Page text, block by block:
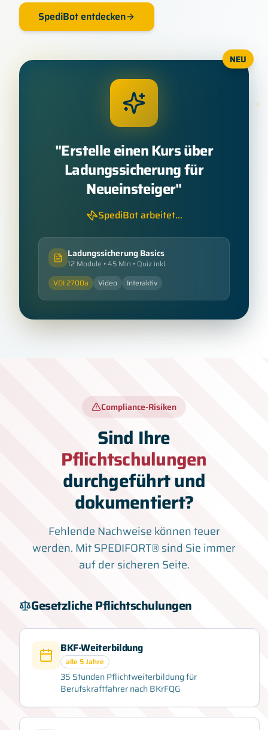
SpediBot entdecken
"Erstelle einen Kurs über
Ladungssicherung für
Neueinsteiger"
SpediBot arbeitet...
Ladungssicherung Basics
12 Module • 45 Min • Quiz inkl.
VDI 2700a
Video Interaktiv
NEU
Compliance-Risiken
Sind Ihre
Pflichtschulungen
durchgeführt und
dokumentiert?
Fehlende Nachweise können teuer
werden. Mit SPEDIFORT® sind Sie immer
auf der sicheren Seite.
Gesetzliche Pflichtschulungen
BKF-Weiterbildung
alle 5 Jahre
35 Stunden Pflichtweiterbildung für
Berufskraftfahrer nach BKrFQG